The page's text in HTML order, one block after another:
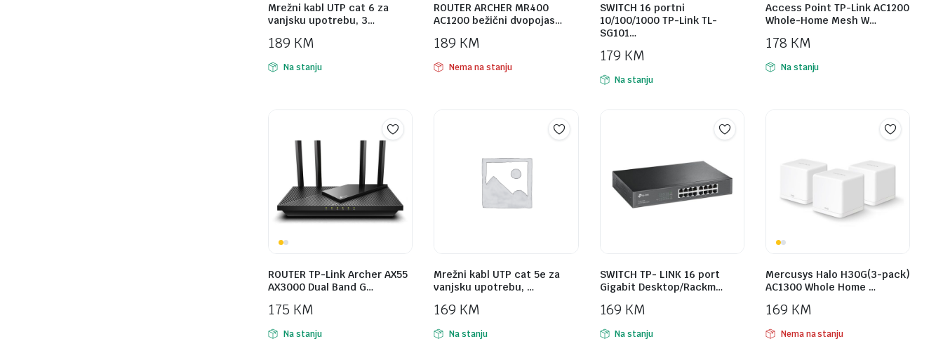
Mrežni kabl UTP cat 6 za
vanjsku upotrebu, 3…
189 KM
Na stanju
ROUTER ARCHER MR400
AC1200 bežični dvopojas…
189 KM
Nema na stanju
SWITCH 16 portni
10/100/1000 TP-Link TL-
SG101…
179 KM
Na stanju
Access Point TP-Link AC1200
Whole-Home Mesh W…
178 KM
Na stanju
ROUTER TP-Link Archer AX55
AX3000 Dual Band G…
175 KM
Na stanju
Mrežni kabl UTP cat 5e za
vanjsku upotrebu, …
169 KM
Na stanju
SWITCH TP- LINK 16 port
Gigabit Desktop/Rackm…
169 KM
Na stanju
Mercusys Halo H30G(3-pack)
AC1300 Whole Home …
169 KM
Nema na stanju